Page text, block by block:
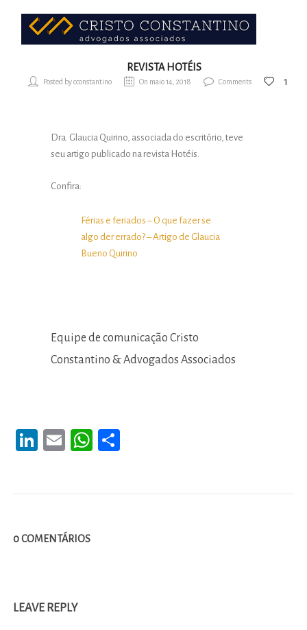
REVISTA HOTÉIS
Posted by cconstantino On maio 14, 2018 Comments 1
Dra. Glaucia Quirino, associada do escritório, teve
seu artigo publicado na revista Hotéis.
Confira:
Férias e feriados – O que fazer se
algo der errado? – Artigo de Glaucia
Bueno Quirino
Equipe de comunicação Cristo
Constantino & Advogados Associados
LinkedIn
EmailWhatsApp
0 COMENTÁRIOS
LEAVE REPLY